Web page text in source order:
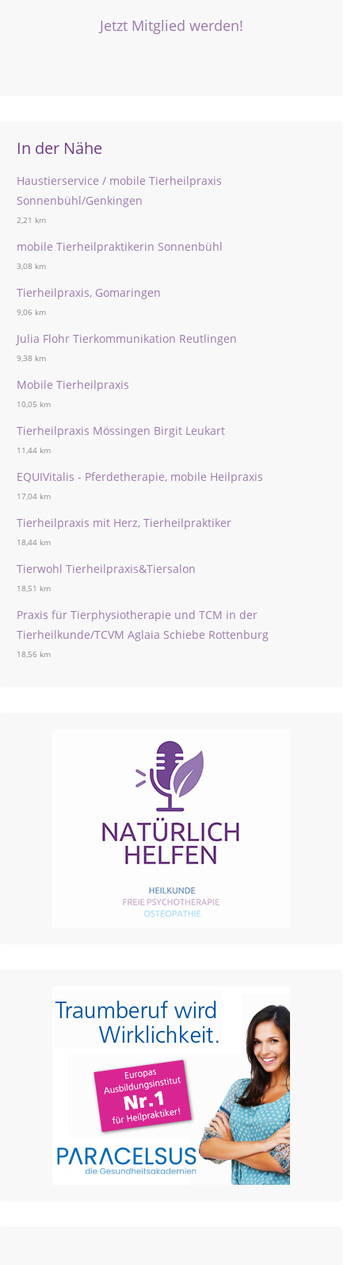
Jetzt Mitglied werden!
In der Nähe
Haustierservice / mobile Tierheilpraxis
Sonnenbühl/Genkingen
2,21 km
mobile Tierheilpraktikerin Sonnenbühl
3,08 km
Tierheilpraxis, Gomaringen
9,06 km
Julia Flohr Tierkommunikation Reutlingen
9,38 km
Mobile Tierheilpraxis
10,05 km
Tierheilpraxis Mössingen Birgit Leukart
11,44 km
EQUIVitalis - Pferdetherapie, mobile Heilpraxis
17,04 km
Tierheilpraxis mit Herz, Tierheilpraktiker
18,44 km
Tierwohl Tierheilpraxis&Tiersalon
18,51 km
Praxis für Tierphysiotherapie und TCM in der
Tierheilkunde/TCVM Aglaia Schiebe Rottenburg
18,56 km